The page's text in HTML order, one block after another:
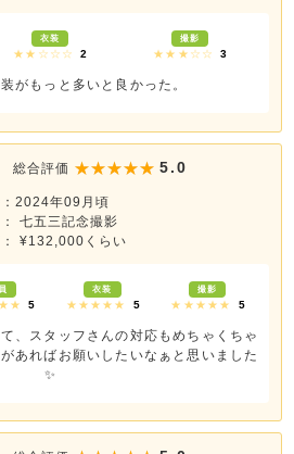
衣装
★★☆☆☆ 2
撮影
★★★☆☆ 3
がもっと多いと良かった。
総合評価 5.0
：2024年09月頃
七五三記念撮影
： ¥132,000くらい
5
衣装
★★★★★ 5
撮影
★★★★★ 5
、スタッフさんの対応もめちゃくちゃ
あればお願いしたいなぁと思いました
✨